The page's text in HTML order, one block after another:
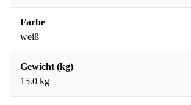
Farbe
weiß
Gewicht (kg)
15.0 kg